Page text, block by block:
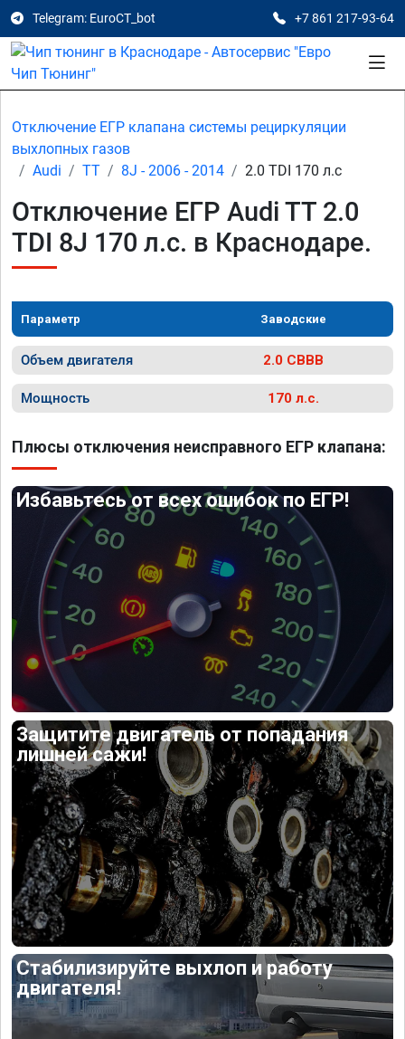
Telegram: EuroCT_bot +7 861 217-93-64
Отключение ЕГР клапана системы рециркуляции
выхлопных газов
Audi
TT 8J - 2006 - 2014 2.0 TDI 170 л.с
Отключение ЕГР Audi TT 2.0
TDI 8J 170 л.с. в Краснодаре.
Параметр Заводские
Объем двигателя 2.0 CBBB
Мощность 170 л.с.
Плюсы отключения неисправного ЕГР клапана:
Избавьтесь от всех ошибок по ЕГР!
Защитите двигатель от попадания
лишней сажи!
Стабилизируйте выхлоп и работу
двигателя!